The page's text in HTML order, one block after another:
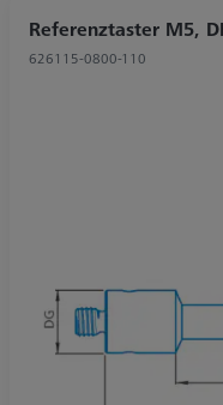
Referenztaster M5,
626115-0800-110